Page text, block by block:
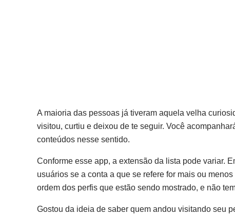
A maioria das pessoas já tiveram aquela velha
visitou, curtiu e deixou de te seguir. Você
conteúdos nesse sentido.
Conforme esse app, a extensão da lista pode variar.
usuários se a conta a que se refere for mais ou
ordem dos perfis que estão sendo mostrado, e não
Gostou da ideia de saber quem andou visitando seu